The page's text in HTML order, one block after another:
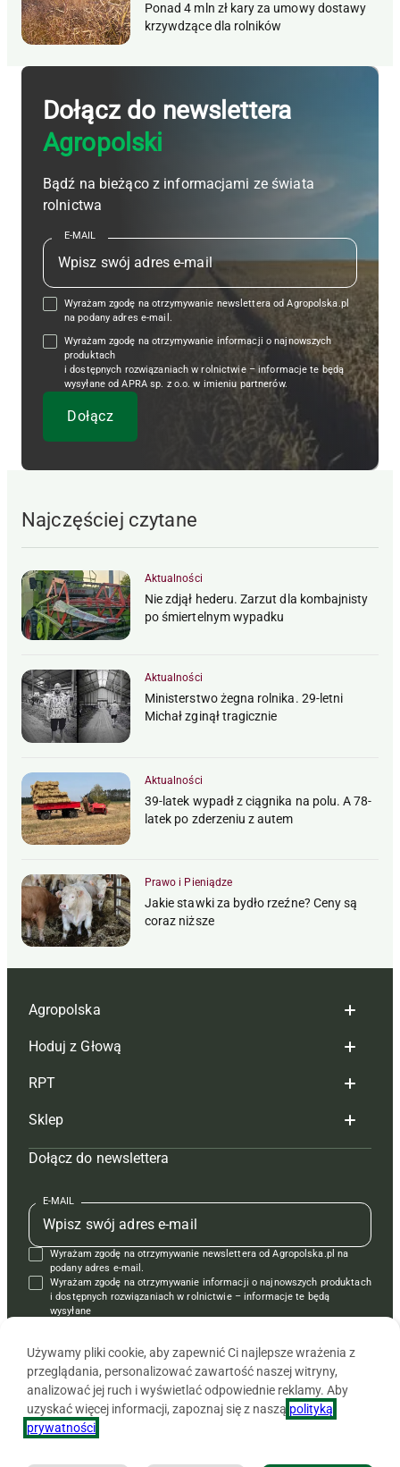
Ponad 4 mln zł kary za umowy dostawy
krzywdzące dla rolników
Dołącz do newslettera
Agropolski
Bądź na bieżąco z informacjami ze świata
rolnictwa
E-MAIL
Wyrażam zgodę na otrzymywanie newslettera od Agropolska.pl
na podany adres e-mail.
Wyrażam zgodę na otrzymywanie informacji o najnowszych
produktach
i dostępnych rozwiązaniach w rolnictwie – informacje te będą
wysyłane od APRA sp. z o.o. w imieniu partnerów.
Najczęściej czytane
Aktualności
Nie zdjął hederu. Zarzut dla kombajnisty
po śmiertelnym wypadku
Aktualności
Ministerstwo żegna rolnika. 29-letni
Michał zginął tragicznie
Aktualności
39-latek wypadł z ciągnika na polu. A 78-
latek po zderzeniu z autem
Prawo i Pieniądze
Jakie stawki za bydło rzeźne? Ceny są
coraz niższe
Agropolska
Redakcja
Reklama
Tagi
Mapa serwisu
Kontakt
Regulamin
Polityka prywatności
Hoduj z Głową
Hoduj z głową bydło
Hoduj z głową świnie
Prenumerata
Redakcja
Kontakt
Reklama
RPT
Redakcja
Prenumerata
Reklama
Kontakt
Krzyżówki
Sklep
Czasopisma i prenumerata
Książki
Regulamin
Dołącz do newslettera
E-MAIL
Wyrażam zgodę na otrzymywanie newslettera od Agropolska.pl na
podany adres e-mail.
Wyrażam zgodę na otrzymywanie informacji o najnowszych produktach
i dostępnych rozwiązaniach w rolnictwie – informacje te będą
wysyłane
Używamy pliki cookie, aby zapewnić Ci najlepsze wrażenia z
przeglądania, personalizować zawartość naszej witryny,
analizować jej ruch i wyświetlać odpowiednie reklamy. Aby
uzyskać więcej informacji, zapoznaj się z naszą polityką
prywatności